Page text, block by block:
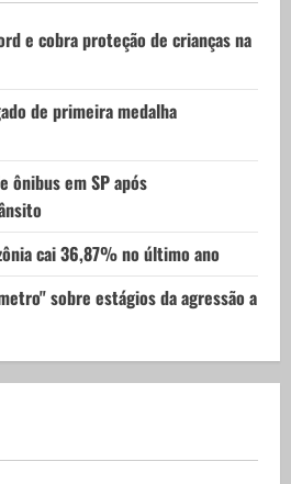
e cobra proteção de crianças na
de primeira medalha
ônibus em SP após
cai 36,87% no último ano
sobre estágios da agressão a